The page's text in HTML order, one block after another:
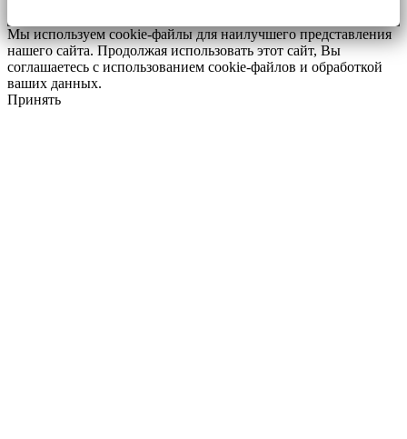
Мы используем cookie-файлы для наилучшего представления
нашего сайта. Продолжая использовать этот сайт, Вы
соглашаетесь с использованием cookie-файлов и обработкой
ваших данных.
Принять